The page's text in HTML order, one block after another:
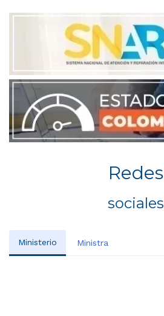
Redes
sociales
Ministerio Ministra